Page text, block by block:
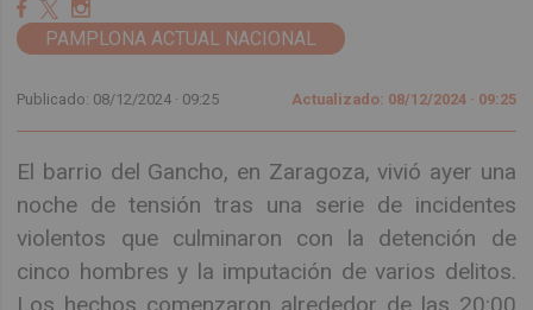
PAMPLONA ACTUAL NACIONAL
Publicado: 08/12/2024 · 09:25 Actualizado: 08/12/2024 · 09:25
El barrio del Gancho, en Zaragoza, vivió ayer una
noche de tensión tras una serie de incidentes
violentos que culminaron con la detención de
cinco hombres y la imputación de varios delitos.
Los hechos comenzaron alrededor de las 20:00